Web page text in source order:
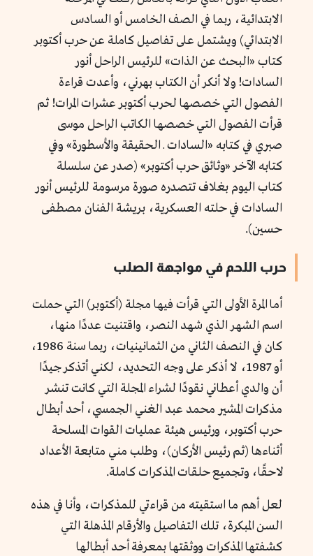
الابتدائية، ربما في الصف الخامس أو السادس
الابتدائي) ويشتمل على تفاصيل كاملة عن حرب أكتوبر
كتاب «البحث عن الذات» للرئيس الراحل أنور
السادات! ولا أنكر أن الكتاب بهرني، وأعدت قراءة
الفصول التي خصصها لحرب أكتوبر عشرات المرات! ثم
قرأت الفصول التي خصصها الكاتب الراحل موسى
صبري في كتابه «السادات ـ الحقيقة والأسطورة» وفي
كتابه الآخر «وثائق حرب أكتوبر» (صدر عن سلسلة
كتاب اليوم بغلاف تتصدره صورة مرسومة للرئيس أنور
السادات في حلته العسكرية، بريشة الفنان مصطفى
حسين).
حرب اللحم في مواجهة الصلب
أما المرة الأولى التي قرأت فيها مجلة (أكتوبر) التي حملت
اسم الشهر الذي شهد النصر، واقتنيت عددًا منها،
كان في النصف الثاني من الثمانينيات، ربما سنة 1986،
أو 1987، لا أذكر على وجه التحديد، لكني أتذكر جيدًا
أن والدي أعطاني نقودًا لشراء المجلة التي كانت تنشر
مذكرات المشير محمد عبد الغني الجمسي، أحد أبطال
حرب أكتوبر، ورئيس هيئة عمليات القوات المسلحة
أثناءها (ثم رئيس الأركان)، وطلب مني متابعة الأعداد
لاحقًا، وتجميع حلقات المذكرات كاملة.
لعل أهم ما استقيته من قراءتي للمذكرات، وأنا في هذه
السن المبكرة، تلك التفاصيل والأرقام المذهلة التي
كشفتها المذكرات ووثقتها بمعرفة أحد أبطالها